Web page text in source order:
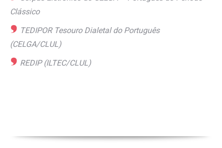
Clássico
TEDIPORTesouro Dialetal do Português
(CELGA/CLUL)
REDIP(ILTEC/CLUL)